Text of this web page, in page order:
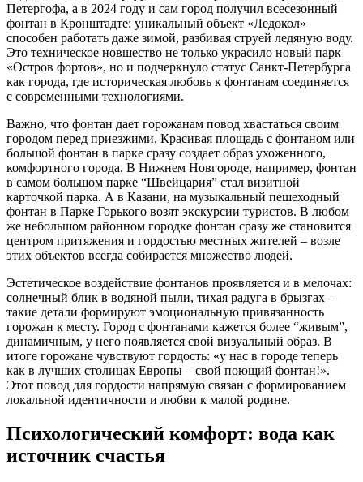
Петергофа, а в 2024 году и сам город получил всесезонный
фонтан в Кронштадте: уникальный объект «Ледокол»
способен работать даже зимой, разбивая струей ледяную воду.
Это техническое новшество не только украсило новый парк
«Остров фортов», но и подчеркнуло статус Санкт-Петербурга
как города, где историческая любовь к фонтанам соединяется
с современными технологиями.
Важно, что фонтан дает горожанам повод хвастаться своим
городом перед приезжими. Красивая площадь с фонтаном или
большой фонтан в парке сразу создает образ ухоженного,
комфортного города. В Нижнем Новгороде, например, фонтан
в самом большом парке “Швейцария” стал визитной
карточкой парка. А в Казани, на музыкальный пешеходный
фонтан в Парке Горького возят экскурсии туристов. В любом
же небольшом районном городке фонтан сразу же становится
центром притяжения и гордостью местных жителей – возле
этих объектов всегда собирается множество людей.
Эстетическое воздействие фонтанов проявляется и в мелочах:
солнечный блик в водяной пыли, тихая радуга в брызгах –
такие детали формируют эмоциональную привязанность
горожан к месту. Город с фонтанами кажется более “живым”,
динамичным, у него появляется свой визуальный образ. В
итоге горожане чувствуют гордость: «у нас в городе теперь
как в лучших столицах Европы – свой поющий фонтан!».
Этот повод для гордости напрямую связан с формированием
локальной идентичности и любви к малой родине.
Психологический комфорт: вода как
источник счастья